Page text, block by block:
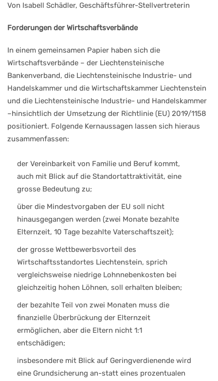
Von Isabell Schädler, Geschäftsführer-Stellvertreterin
Forderungen der Wirtschaftsverbände
In einem gemeinsamen Papier haben sich die
Wirtschaftsverbände – der Liechtensteinische
Bankenverband, die Liechtensteinische Industrie- und
Handelskammer und die Wirtschaftskammer Liechtenstein
und die Liechtensteinische Industrie- und Handelskammer
–hinsichtlich der Umsetzung der Richtlinie (EU) 2019/1158
positioniert. Folgende Kernaussagen lassen sich hieraus
zusammenfassen:
der Vereinbarkeit von Familie und Beruf kommt,
auch mit Blick auf die Standortattraktivität, eine
grosse Bedeutung zu;
über die Mindestvorgaben der EU soll nicht
hinausgegangen werden (zwei Monate bezahlte
Elternzeit, 10 Tage bezahlte Vaterschaftszeit);
der grosse Wettbewerbsvorteil des
Wirtschaftsstandortes Liechtenstein, sprich
vergleichsweise niedrige Lohnnebenkosten bei
gleichzeitig hohen Löhnen, soll erhalten bleiben;
der bezahlte Teil von zwei Monaten muss die
finanzielle Überbrückung der Elternzeit
ermöglichen, aber die Eltern nicht 1:1
entschädigen;
insbesondere mit Blick auf Geringverdienende wird
eine Grundsicherung an-statt eines prozentualen